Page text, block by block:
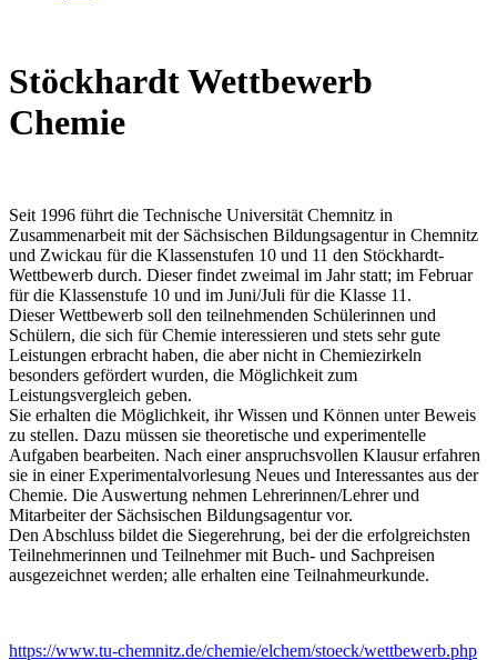
Stöckhardt Wettbewerb
Chemie
Seit 1996 führt die Technische Universität Chemnitz in
Zusammenarbeit mit der Sächsischen Bildungsagentur in Chemnitz
und Zwickau für die Klassenstufen 10 und 11 den Stöckhardt-
Wettbewerb durch. Dieser findet zweimal im Jahr statt; im Februar
für die Klassenstufe 10 und im Juni/Juli für die Klasse 11.
Dieser Wettbewerb soll den teilnehmenden Schülerinnen und
Schülern, die sich für Chemie interessieren und stets sehr gute
Leistungen erbracht haben, die aber nicht in Chemiezirkeln
besonders gefördert wurden, die Möglichkeit zum
Leistungsvergleich geben.
Sie erhalten die Möglichkeit, ihr Wissen und Können unter Beweis
zu stellen. Dazu müssen sie theoretische und experimentelle
Aufgaben bearbeiten. Nach einer anspruchsvollen Klausur erfahren
sie in einer Experimentalvorlesung Neues und Interessantes aus der
Chemie. Die Auswertung nehmen Lehrerinnen/Lehrer und
Mitarbeiter der Sächsischen Bildungsagentur vor.
Den Abschluss bildet die Siegerehrung, bei der die erfolgreichsten
Teilnehmerinnen und Teilnehmer mit Buch- und Sachpreisen
ausgezeichnet werden; alle erhalten eine Teilnahmeurkunde.
https://www.tu-chemnitz.de/chemie/elchem/stoeck/wettbewerb.php